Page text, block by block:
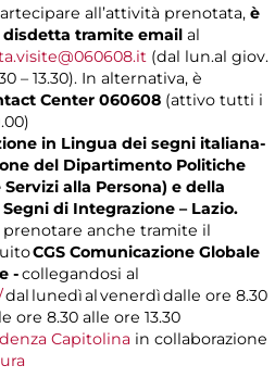
all’attività prenotata, è
disdetta tramite email al
(dal lun.al giov.
– 13.30). In alternativa, è
Center 060608 (attivo tutti i
in Lingua dei segni italiana-
del Dipartimento Politiche
alla Persona) e della
di Integrazione – Lazio.
prenotare anche tramite il
CGS Comunicazione Globale
-collegandosi al
dal lunedì al venerdì dalle ore 8.30
ore 8.30 alle ore 13.30
Capitolina in collaborazione